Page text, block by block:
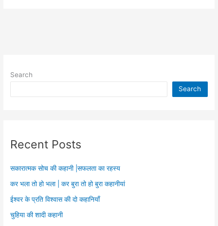
Search
Search
Recent Posts
सकारात्मक सोच की कहानी |सफलता का रहस्य
कर भला तो हो भला | कर बुरा तो हो बुरा कहानीयां
ईश्वर के प्रति विश्वास की दो कहानियाँ
चुहिया की शादी कहानी